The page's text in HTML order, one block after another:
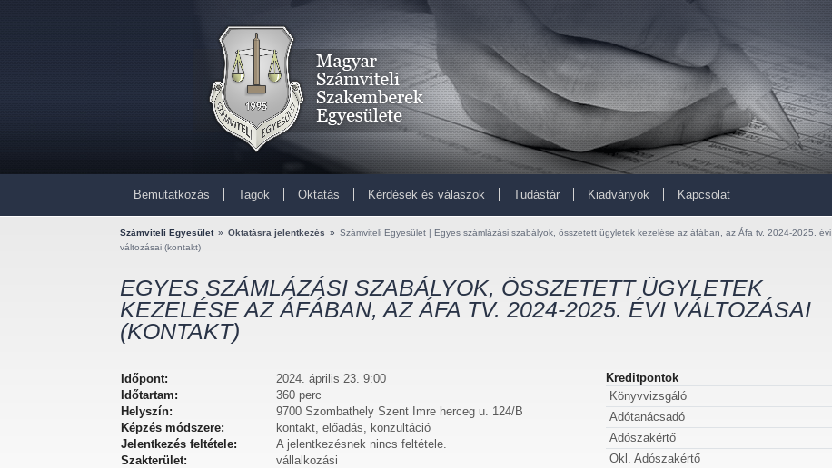
Bemutatkozás Tagok Oktatás Kérdések és válaszok Tudástár Kiadványok Kapcsolat
Számviteli Egyesület » Oktatásra jelentkezés » Számviteli Egyesület | Egyes számlázási szabályok, összetett ügyletek kezelése az áfában, az Áfa tv. 2024-2025. évi
változásai (kontakt)
EGYES SZÁMLÁZÁSI SZABÁLYOK, ÖSSZETETT ÜGYLETEK
KEZELÉSE AZ ÁFÁBAN, AZ ÁFA TV. 2024-2025. ÉVI VÁLTOZÁSAI
(KONTAKT)
Időpont:
2024. április 23. 9:00
Időtartam:
360 perc
Helyszín:
9700 Szombathely Szent Imre herceg u. 124/B
Képzés módszere:
kontakt, előadás, konzultáció
Jelentkezés feltétele:
A jelentkezésnek nincs feltétele.
Szakterület:
vállalkozási
Kreditpontok
Könyvvizsgáló
Adótanácsadó
Adószakértő
Okl. Adószakértő